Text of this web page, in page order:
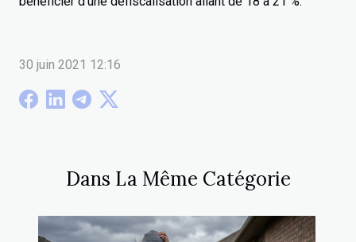
30 juin 2021 12:16
Dans La Même Catégorie